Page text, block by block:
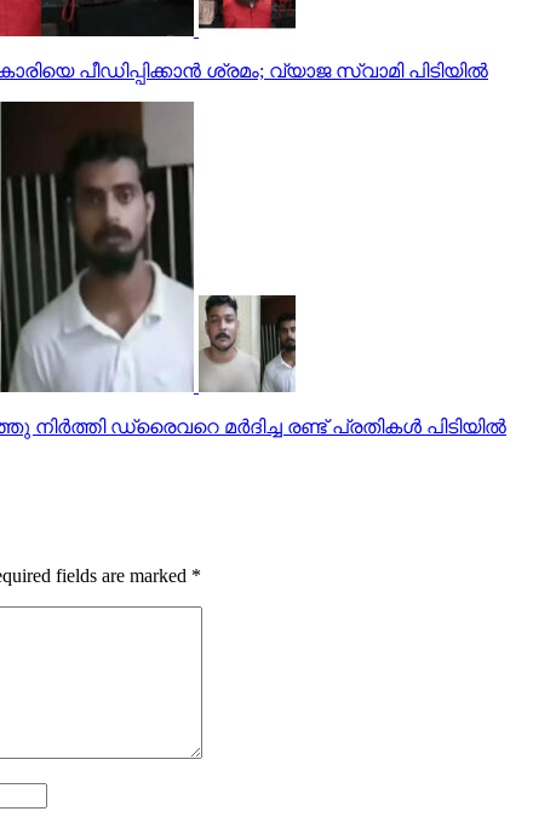
പീഡിപ്പിക്കാൻ ശ്രമം; വ്യാജ സ്വാമി പിടിയിൽ
ഡ്രൈവറെ മര്‍ദിച്ച രണ്ട് പ്രതികള്‍ പിടിയില്‍
fields are marked *